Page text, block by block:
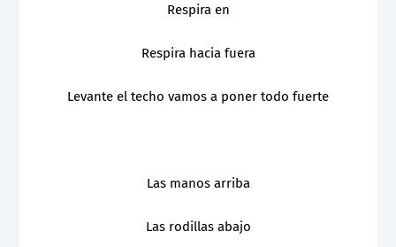
Respira en
Respira hacia fuera
Levante el techo vamos a poner todo fuerte
Las manos arriba
Las rodillas abajo